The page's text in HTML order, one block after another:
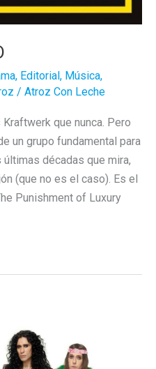
, Editorial , Música,
/ Atroz Con Leche
que nunca. Pero
un grupo fundamental para
décadas que mira,
(que no es el caso). Es el
Punishment of Luxury